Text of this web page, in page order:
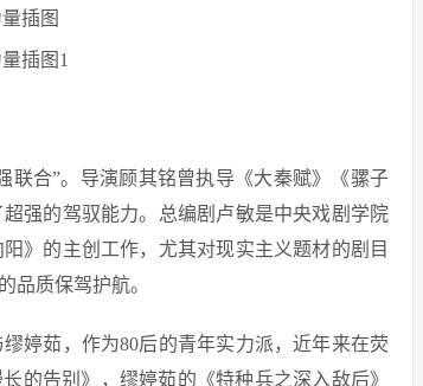
联合”。导演顾其铭曾执导《大秦赋》《骡子
强的驾驭能力。总编剧卢敏是中央戏剧学院
》的主创工作，尤其对现实主义题材的剧目
品质保驾护航。
婷茹，作为80后的青年实力派，近年来在荧
的告别》，缪婷茹的《特种兵之深入敌后》